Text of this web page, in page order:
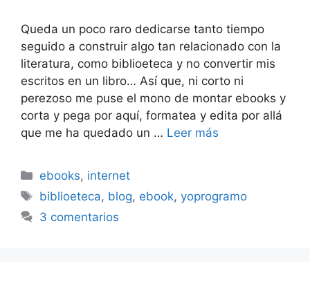
Queda un poco raro dedicarse tanto tiempo
seguido a construir algo tan relacionado con la
literatura, como biblioeteca y no convertir mis
escritos en un libro… Así que, ni corto ni
perezoso me puse el mono de montar ebooks y
corta y pega por aquí, formatea y edita por allá
que me ha quedado un … Leer más
Categorías
ebooks, internet
Etiquetas
biblioeteca, blog, ebook,yoprogramo
3 comentarios